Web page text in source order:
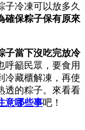
子冷凍可以放多久
確保粽子保有原來
子當下沒吃完放冷
呼籲民眾，要食用
冷藏櫃解凍，再使
透的粽子。來看看
意哪些事吧！